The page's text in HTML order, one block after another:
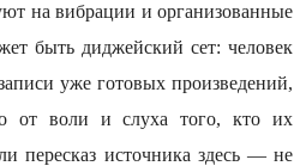
на вибрации и организованные
быть диджейский сет: человек
уже готовых произведений,
от воли и слуха того, кто их
пересказ источника здесь — не